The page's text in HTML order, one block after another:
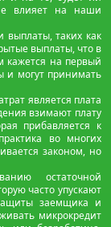
влияет на наши
выплаты, таких как
выплаты, что в
кажется на первый
и могут принимать
является плата
взимают плату
прибавляется к
во многих
законом, но
остаточной
часто упускают
заемщика и
микрокредит